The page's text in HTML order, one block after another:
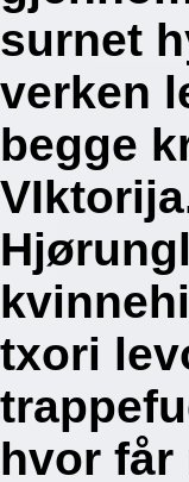
surnet
verken
begge
txori
hvor får